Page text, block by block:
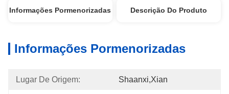
Informações Pormenorizadas Descrição Do Produto
Informações Pormenorizadas
Lugar De Origem: Shaanxi,Xian